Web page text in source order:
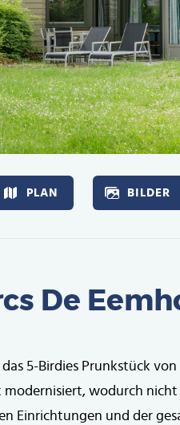
PLAN BILDER
De
5-Birdies Prunkstück
modernisiert, wodurch nicht
Einrichtungen und der